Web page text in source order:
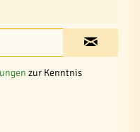
zur Kenntnis